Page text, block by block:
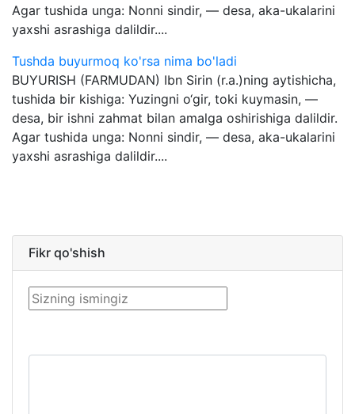
Agar tushida unga: Nonni sindir, — desa, aka-ukalarini
yaxshi asrashiga dalildir....
Tushda buyurmoq ko'rsa nima bo'ladi
BUYURISH (FARMUDAN) Ibn Sirin (r.a.)ning aytishicha,
tushida bir kishiga: Yuzingni o‘gir, toki kuymasin, —
desa, bir ishni zahmat bilan amalga oshirishiga dalildir.
Agar tushida unga: Nonni sindir, — desa, aka-ukalarini
yaxshi asrashiga dalildir....
Fikr qo'shish